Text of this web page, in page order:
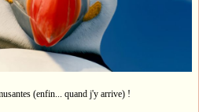
(enfin... quand j'y arrive) !